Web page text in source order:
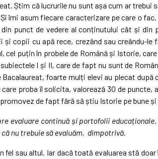
Știm că lucrurile nu sunt așa cum ar trebui
îmi asum fiecare caracterizare pe care o
punct de vedere al conținutului cât și din
copii cu apă rece, crezând sau creându-
puțin în probele de Română și Istorie,
I și II, care de fapt nu sunt de
foarte mulți elevi au plecat
proba îl solicita, valorează 30 de
de fapt fără să știu Istorie pe bune
evaluare continuă și portofolii educaționale.
nu trebuie să evaluăm, dimpotrivă.
fel sau altul. Iar dacă toată evaluarea stă